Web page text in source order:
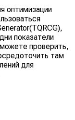
оптимизации
показатели
проверить,
там
для